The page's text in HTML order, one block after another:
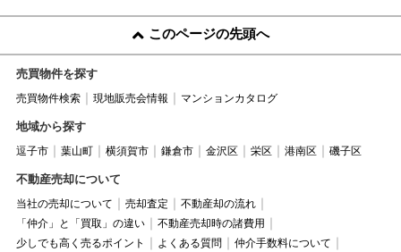
このページの先頭へ
売買物件を探す
売買物件検索 現地販売会情報 マンションカタログ
地域から探す
逗子市 葉山町 横須賀市 鎌倉市 金沢区 栄区 港南区 磯子区
不動産売却について
当社の売却について 売却査定
不動産却の流れ
「仲介」と「買取」の違い
不動産売却時の諸費用
少しでも高く売るポイント
よくある質問
仲介手数料について